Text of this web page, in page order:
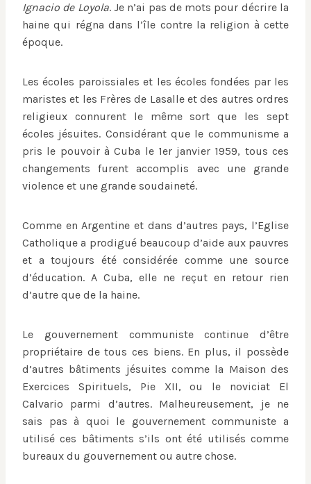
Ignacio de Loyola. Je n’ai pas de mots pour décrire la
haine qui régna dans l’île contre la religion à cette
époque.
Les écoles paroissiales et les écoles fondées par les
maristes et les Frères de Lasalle et des autres ordres
religieux connurent le même sort que les sept
écoles jésuites. Considérant que le communisme a
pris le pouvoir à Cuba le 1er janvier 1959, tous ces
changements furent accomplis avec une grande
violence et une grande soudaineté.
Comme en Argentine et dans d’autres pays, l’Eglise
Catholique a prodigué beaucoup d’aide aux pauvres
et a toujours été considérée comme une source
d’éducation. A Cuba, elle ne reçut en retour rien
d’autre que de la haine.
Le gouvernement communiste continue d’être
propriétaire de tous ces biens. En plus, il possède
d’autres bâtiments jésuites comme la Maison des
Exercices Spirituels, Pie XII, ou le noviciat El
Calvario parmi d’autres. Malheureusement, je ne
sais pas à quoi le gouvernement communiste a
utilisé ces bâtiments s’ils ont été utilisés comme
bureaux du gouvernement ou autre chose.